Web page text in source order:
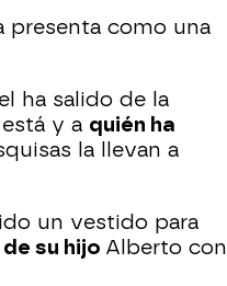
presenta como una
ha salido de la
y a quién ha
la llevan a
un vestido para
su hijo Alberto con